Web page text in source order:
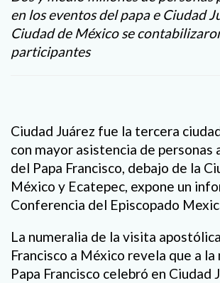
en los eventos del papa e Ciudad
Ciudad de México se
participantes
Ciudad Juárez fue la tercera
con mayor asistencia de personas
del Papa Francisco, debajo de la
México y Ecatepec, expone un
Conferencia del Episcopado
La numeralia de la visita
Francisco a México revela que a la
Papa Francisco celebró en Ciudad